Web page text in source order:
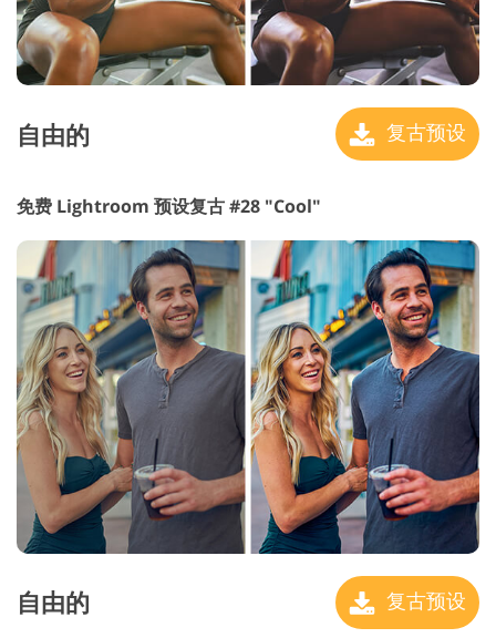
自由的 复古预设
免费 Lightroom 预设复古 #28 "Cool"
自由的 复古预设